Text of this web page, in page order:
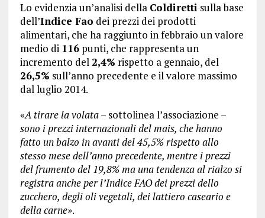
Lo evidenzia un’analisi della Coldiretti sulla base
dell’Indice Fao dei prezzi dei prodotti
alimentari, che ha raggiunto in febbraio un valore
medio di 116punti, che rappresenta un
incremento del 2,4% rispetto a gennaio, del
26,5% sull’anno precedente e il valore massimo
dal luglio 2014.
«A tirare la volata– sottolinea l’associazione –
sono i prezzi internazionali del mais, che hanno
fatto un balzo in avanti del 45,5% rispetto allo
stesso mese dell’anno precedente, mentre i prezzi
del frumento del 19,8% ma una tendenza al rialzo si
registra anche per l’Indice FAO dei prezzi dello
zucchero, degli oli vegetali, dei lattiero caseario e
della carne».